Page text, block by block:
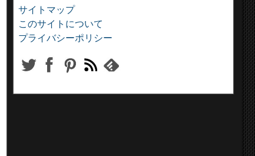
サイトマップ
このサイトについて
プライバシーポリシー